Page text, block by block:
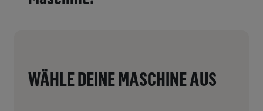
WÄHLE DEINE MASCHINE AUS